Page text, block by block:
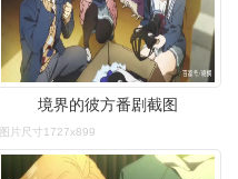
境界的彼方番剧截图
图片尺寸1727x899